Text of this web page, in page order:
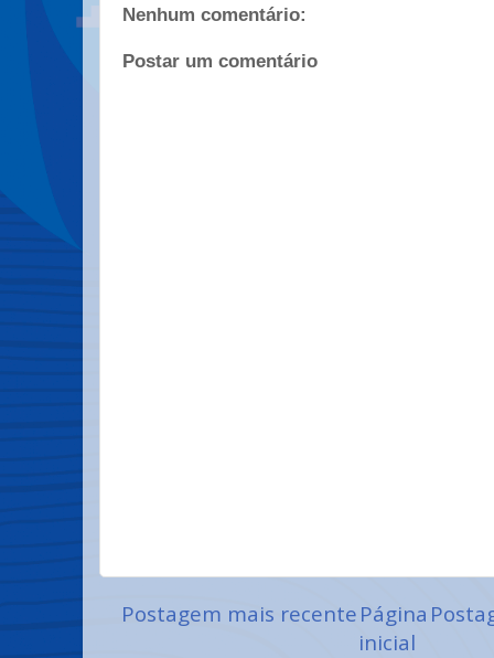
Nenhum comentário:
Postar um comentário
Postagem mais recentePágina
inicial